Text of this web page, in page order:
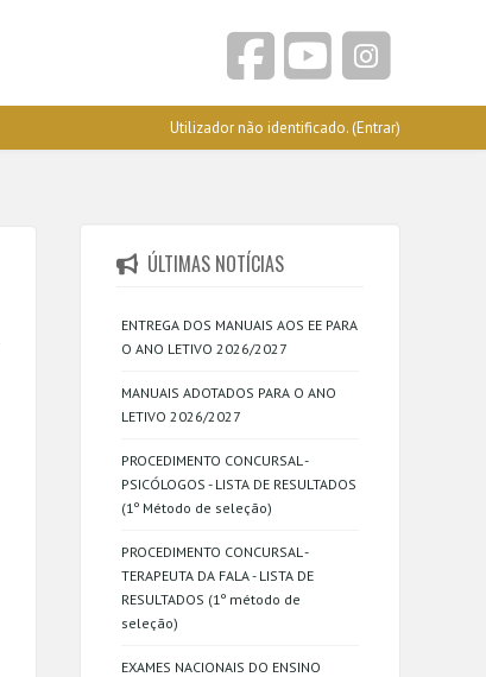
Utilizador não identificado. (Entrar)
ÚLTIMAS NOTÍCIAS
ENTREGA DOS MANUAIS AOS EE PARA
O ANO LETIVO 2026/2027
MANUAIS ADOTADOS PARA O ANO
LETIVO 2026/2027
PROCEDIMENTO CONCURSAL -
PSICÓLOGOS - LISTA DE RESULTADOS
(1º Método de seleção)
PROCEDIMENTO CONCURSAL -
TERAPEUTA DA FALA - LISTA DE
RESULTADOS (1º método de
seleção)
EXAMES NACIONAIS DO ENSINO